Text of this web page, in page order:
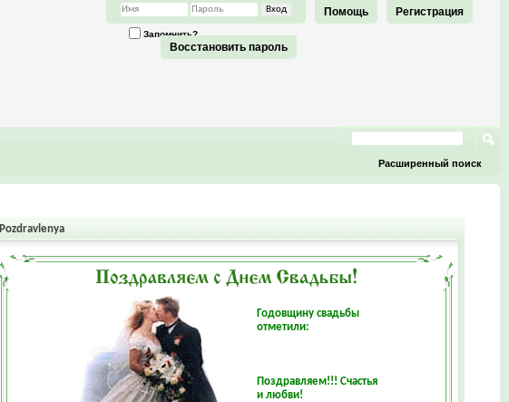
Регистрация
Помощь
Запомнить?
Восстановить пароль
Расширенный поиск
Pozdravlenya
Годовщину свадьбы
отметили:
Поздравляем!!! Счастья
и любви!